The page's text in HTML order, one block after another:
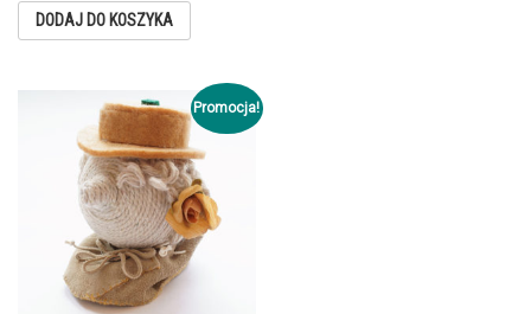
DODAJ DO KOSZYKA
Promocja!